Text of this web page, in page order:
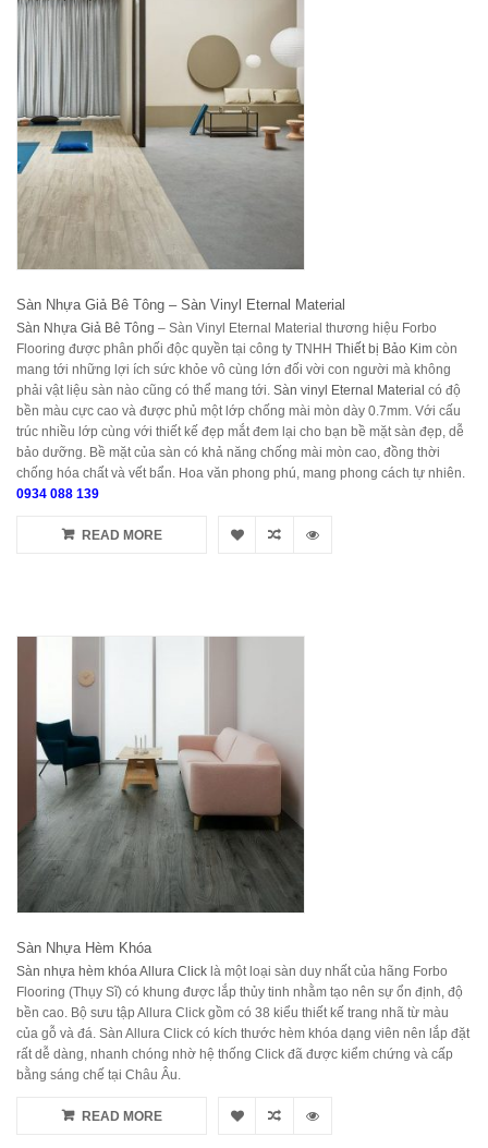
Sàn Nhựa Giả Bê Tông – Sàn Vinyl Eter​nal Material
Sàn Nhựa Giả Bê Tông – Sàn Vinyl Eter​nal Material thương hiệu Forbo
Flooring được phân phối độc quyền tại công ty TNHH Thiết bị Bảo Kim còn
mang tới những lợi ích sức khỏe vô cùng lớn đối vời con người mà không
phải vật liệu sàn nào cũng có thể mang tới. Sàn​ vinyl ​Eter​nal Material có​ đ​ộ​
bền​ màu​ cực​ cao và được phủ một lớp chống mài mòn dày 0.7mm. Với cấu
trúc nhiều lớp cùng với thiết kế đẹp mắt đem lại cho bạn bề mặt sàn đẹp, dễ
bảo dưỡng. Bề mặt của sàn có khả năng chống mài mòn cao, đồng thời
chống hóa chất và vết bẩn. Hoa văn phong phú, mang phong cách tự nhiên.
0934 088 139
READ MORE
Sàn Nhựa Hèm Khóa
Sàn nhựa hèm khóa Allura Click là một loại sàn duy nhất của hãng Forbo
Flooring (Thụy Sĩ) có khung được lắp thủy tinh nhằm tạo nên sự ổn định, độ
bền cao. Bộ sưu tập Allura Click gồm có 38 kiểu thiết kế trang nhã từ màu
của gỗ và đá. Sàn Allura Click có kích thước hèm khóa dạng viên nên lắp đặt
rất dễ dàng, nhanh chóng nhờ hệ thống Click đã được kiểm chứng và cấp
bằng sáng chế tại Châu Âu.
READ MORE